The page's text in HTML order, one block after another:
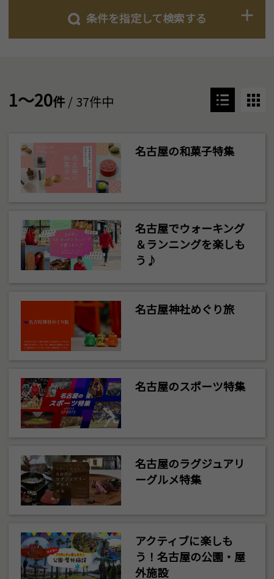
条件を指定して検索する
1～20件/ 37件中
名古屋の和菓子特集
名古屋でウォーキング
＆ランニングを楽しも
う♪
名古屋神社めぐり旅
名古屋のスポーツ特集
名古屋のラグジュアリ
ーグルメ特集
アクティブに楽しも
う！名古屋の公園・屋
外施設